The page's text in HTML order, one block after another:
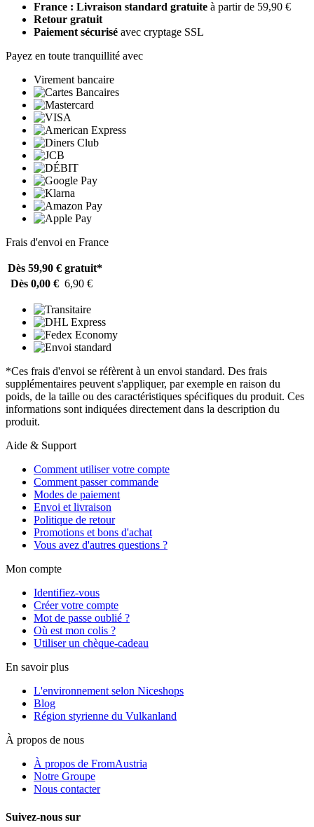
France : Livraison standard gratuite à partir de 59,90 €
Retour gratuit
Paiement sécurisé avec cryptage SSL
Payez en toute tranquillité avec
Virement bancaire
Frais d'envoi en France
Dès 59,90 € gratuit*
Dès 0,00 € 6,90 €
*Ces frais d'envoi se réfèrent à un envoi standard. Des frais
supplémentaires peuvent s'appliquer, par exemple en raison du
poids, de la taille ou des caractéristiques spécifiques du produit. Ces
informations sont indiquées directement dans la description du
produit.
Aide & Support
Comment utiliser votre compte
Comment passer commande
Modes de paiement
Envoi et livraison
Politique de retour
Promotions et bons d'achat
Vous avez d'autres questions ?
Mon compte
Identifiez-vous
Créer votre compte
Mot de passe oublié ?
Où est mon colis ?
Utiliser un chèque-cadeau
En savoir plus
L'environnement selon Niceshops
Blog
Région styrienne du Vulkanland
À propos de nous
À propos de FromAustria
Notre Groupe
Nous contacter
Suivez-nous sur